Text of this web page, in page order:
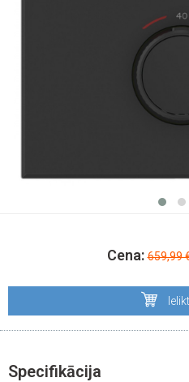
Cena:659,99
Specifikācija